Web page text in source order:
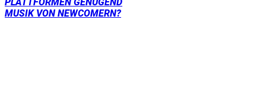
MUSIK VON NEWCOMERN?